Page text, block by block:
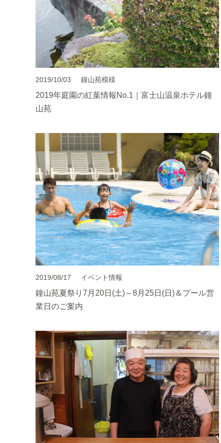
2019/10/03 鐘山苑模様
2019年庭園の紅葉情報No.1｜富士山温泉ホテル鐘
山苑
2019/08/17 イベント情報
鐘山苑夏祭り7月20日(土)～8月25日(日)＆プール営
業日のご案内